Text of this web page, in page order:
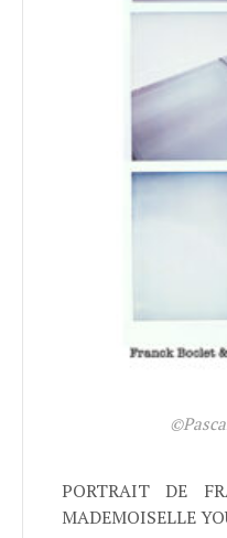
PORTRAIT DE
MADEMOISELLE